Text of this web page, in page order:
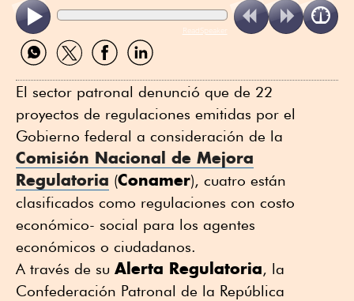
ReadSpeaker
Compartir
por
Compartir
por
Compartir
por
Compartir
por
El sector patronal denunció que de 22
proyectos de regulaciones emitidas por el
Gobierno federal a consideración de la
Comisión Nacional de Mejora
Regulatoria (Conamer), cuatro están
clasificados como regulaciones con costo
económico- social para los agentes
económicos o ciudadanos.
A través de su Alerta Regulatoria, la
Confederación Patronal de la República